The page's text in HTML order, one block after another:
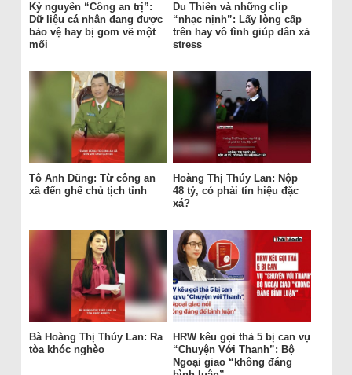
Kỷ nguyên “Công an trị”:
Dữ liệu cá nhân đang được
bảo vệ hay bị gom về một
mối
Du Thiên và những clip
“nhạc nịnh”: Lấy lòng cấp
trên hay vô tình giúp dân xả
stress
Tô Anh Dũng: Từ công an
xã đến ghế chủ tịch tỉnh
Hoàng Thị Thúy Lan: Nộp
48 tỷ, có phải tín hiệu đặc
xá?
Bà Hoàng Thị Thúy Lan: Ra
tòa khóc nghèo
HRW kêu gọi thả 5 bị can vụ
“Chuyện Với Thanh”: Bộ
Ngoại giao “không đáng